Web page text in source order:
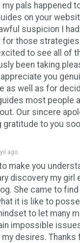
my pals happened
on your
suspicion I
for those
to see all of
been taking
you
as well as for
most people
Our sincere
gratitude to you
ago
to make you
discovery my girl
She came to
it is like to
to let many
impossible
desires.